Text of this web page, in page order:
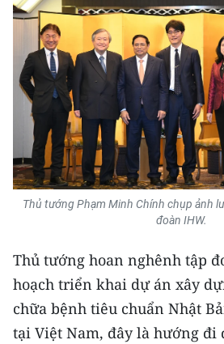
Thủ tướng Phạm Minh Chính chụp ảnh
đoàn IHW.
Thủ tướng hoan nghênh tập
hoạch triển khai dự án xây
chữa bệnh tiêu chuẩn Nhật
tại Việt Nam, đây là hướng đi